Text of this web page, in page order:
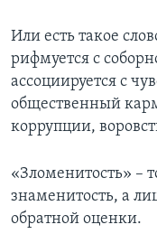
Или есть такое
рифмуется с
ассоциируется с
общественный
коррупции,
«Зломенитость» –
знаменитость, а
обратной оценки.